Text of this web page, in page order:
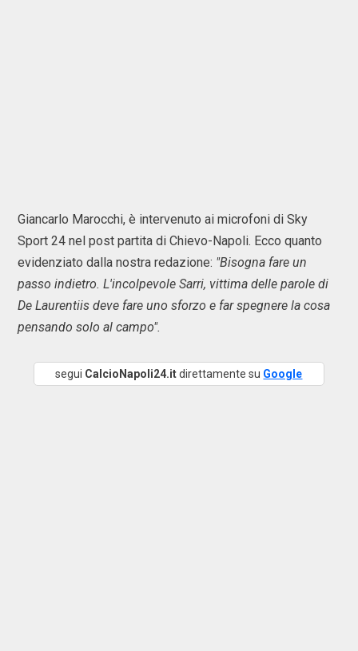
Giancarlo Marocchi, è intervenuto ai microfoni di Sky
Sport 24 nel post partita di Chievo-Napoli. Ecco quanto
evidenziato dalla nostra redazione: "Bisogna fare un
passo indietro. L'incolpevole Sarri, vittima delle parole di
De Laurentiis deve fare uno sforzo e far spegnere la cosa
pensando solo al campo".
segui CalcioNapoli24.itdirettamente su Google